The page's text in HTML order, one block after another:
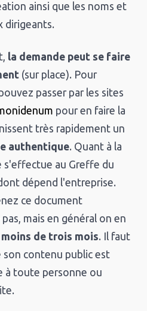
ainsi que les noms et
dirigeants.
la demande peut se faire
(sur place). Pour
passer par les sites
pour en faire la
très rapidement un
authentique. Quant à la
s'effectue au Greffe du
dépend l'entreprise.
ce document
mais en général on en
moins de trois mois. Il faut
contenu public est
à toute personne ou